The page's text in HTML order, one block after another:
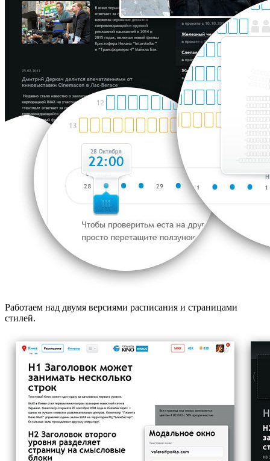
Работаем над двумя версиями расписания и страницами
стилей.